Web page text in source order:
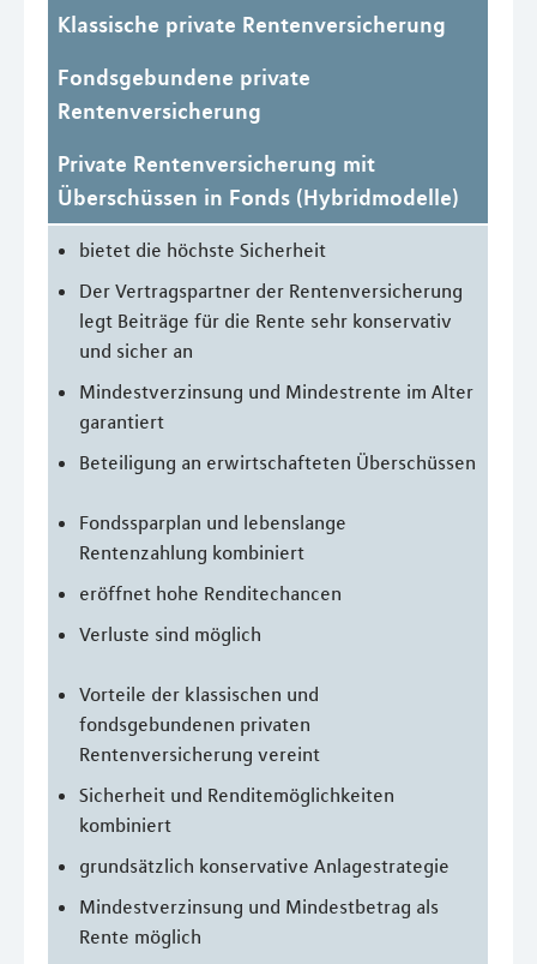
Klassische private Rentenversicherung
Fondsgebundene private
Rentenversicherung
Private Rentenversicherung mit
Überschüssen in Fonds (Hybridmodelle)
bietet die höchste Sicherheit
Der Vertragspartner der Rentenversicherung
legt Beiträge für die Rente sehr konservativ
und sicher an
Mindestverzinsung und Mindestrente im Alter
garantiert
Beteiligung an erwirtschafteten Überschüssen
Fondssparplan und lebenslange
Rentenzahlung kombiniert
eröffnet hohe Renditechancen
Verluste sind möglich
Vorteile der klassischen und
fondsgebundenen privaten
Rentenversicherung vereint
Sicherheit und Renditemöglichkeiten
kombiniert
grundsätzlich konservative Anlagestrategie
Mindestverzinsung und Mindestbetrag als
Rente möglich